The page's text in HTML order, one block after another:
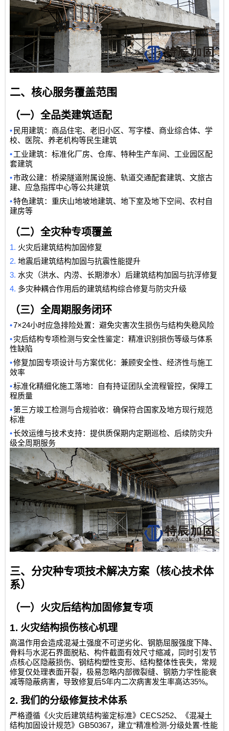
二、核心服务覆盖范围
（一）全品类建筑适配
• 民用建筑：商品住宅、老旧小区、写字楼、商业综合体、学
校、医院、养老机构等民生建筑
•工业建筑：标准化厂房、仓库、特种生产车间、工业园区配
套建筑
•市政公建：桥梁隧道附属设施、轨道交通配套建筑、文旅古
建、应急指挥中心等公共建筑
•特色建筑：重庆山地坡地建筑、地下室及地下空间、农村自
建房等
（二）全灾种专项覆盖
1. 火灾后建筑结构加固修复
2.地震后建筑结构加固与抗震性能提升
3. 水灾（洪水、内涝、长期渗水）后建筑结构加固与抗浮修复
4. 多灾种耦合作用后的建筑结构综合修复与防灾升级
（三）全周期服务闭环
•7×24小时应急排险处置：避免灾害次生损伤与结构失稳风险
•灾后结构专项检测与安全性鉴定：精准识别损伤等级与体系
性缺陷
•修复加固专项设计与方案优化：兼顾安全性、经济性与施工
效率
•标准化精细化施工落地：自有持证团队全流程管控，保障工
程质量
•第三方竣工检测与合规验收：确保符合国家及地方现行规范
标准
•长效运维与技术支持：提供质保期内定期巡检、后续防灾升
级全周期服务
三、分灾种专项技术解决方案（核心技术体
系）
（一）火灾后结构加固修复专项
1.火灾结构损伤核心机理
高温作用会造成混凝土强度不可逆劣化、钢筋屈服强度下降、
骨料与水泥石界面脱粘、构件截面有效尺寸缩减，同时引发节
点核心区隐蔽损伤、钢结构塑性变形、结构整体性丧失，常规
修复仅处理表面开裂，极易忽略内部微裂缝、钢筋力学性能衰
减等隐蔽病害，导致修复后5年内二次病害发生率高达35%。
2.我们的分级修复技术体系
严格遵循《火灾后建筑结构鉴定标准》CECS252、《混凝土
结构加固设计规范》GB50367，建立“精准检测-分级处置-性能